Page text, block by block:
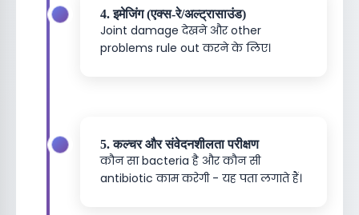
4. इमेजिंग (एक्स-रे/अल्ट्रासाउंड)
Joint damage देखने और other
problems rule out करने के लिए।
5. कल्चर और संवेदनशीलता परीक्षण
कौन सा bacteria है और कौन सी
antibiotic काम करेगी - यह पता लगाते हैं।